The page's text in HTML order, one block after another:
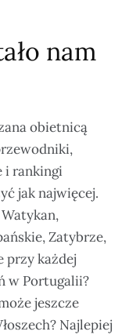
nam
obietnicą
i rankingi
jak najwięcej.
Zatybrze,
przy każdej
w Portugalii?
jeszcze
Najlepiej